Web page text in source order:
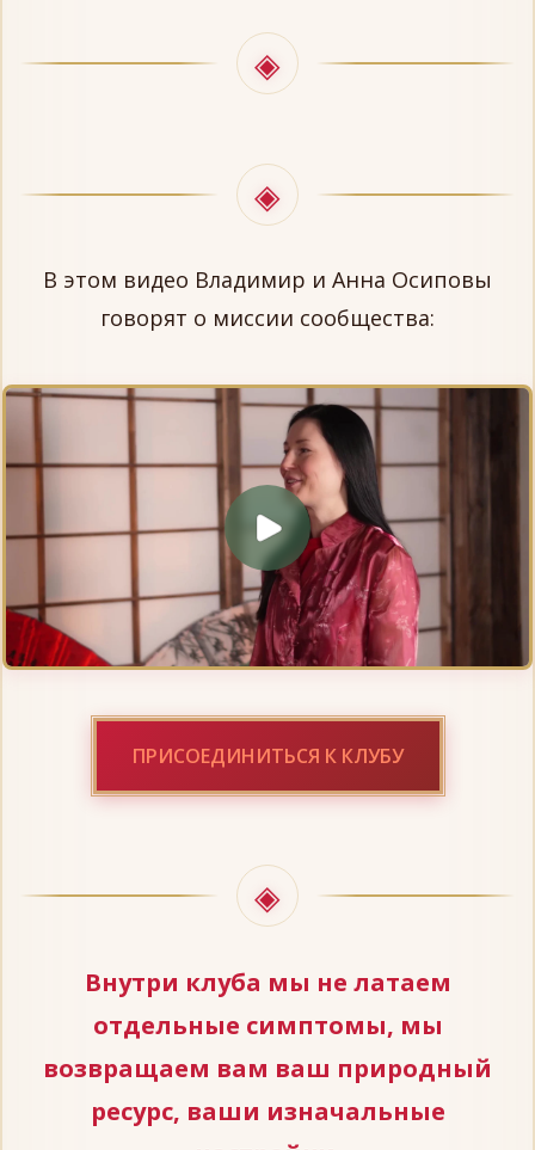
В этом видео Владимир и Анна Осиповы
говорят о миссии сообщества:
ПРИСОЕДИНИТЬСЯ К КЛУБУ
Внутри клуба мы не латаем
отдельные симптомы, мы
возвращаем вам ваш природный
ресурс, ваши изначальные